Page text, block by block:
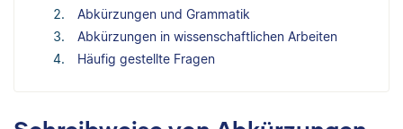
Abkürzungen und Grammatik
Abkürzungen in wissenschaftlichen Arbeiten
Häufig gestellte Fragen